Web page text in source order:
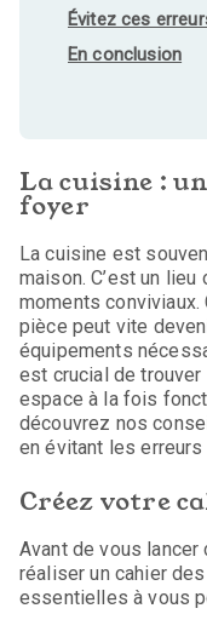
Évitez ces
En conclusion
La cuisine :
foyer
La cuisine est
maison. C’est un
moments conviviaux.
pièce peut vite
équipements
est crucial de trouver
espace à la fois
découvrez nos
en évitant les
Créez votre
Avant de vous lancer
réaliser un cahier
essentielles à vous